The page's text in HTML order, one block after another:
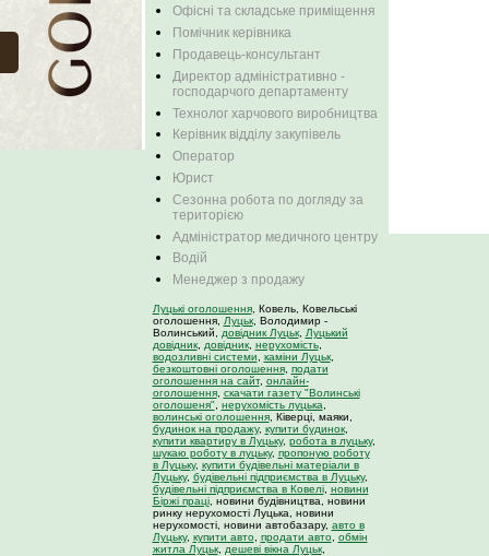
Офісні та складське приміщення
Помічник керівника
Продавець-консультант
Директор адміністративно -
господарчого департаменту
Технолог харчового виробництва
Керівник відділу закупівель
Оператор
Юрист
Сезонна робота по догляду за
територією
Адміністратор медичного центру
Водій
Менеджер з продажу
Луцькі оголошення, Ковель, Ковельські
оголошення,
Луцьк, Володимир -
Волинський,
довідник Луцьк,
Луцький
довідник, довідник, нерухомість,
водозливні системи
каміни Луцьк,
безкоштовні оголошення, подати
оголошення на сайт, онлайн-
оголошення, скачати газету "Волинські
оголошеня"
нерухомість луцька
волинські оголошення, Ківерці, маяки,
будинок на продажу, купити будинок,
купити квартиру в Луцьку, робота в луцьку,
шукаю роботу в луцьку, пропоную роботу
в Луцьку, купити будівельні матеріали в
Луцьку, будівельні підприємства в Луцьку,
будівельні підприємства в Ковелі, новини
Біржі праці, новини будівництва, новини
ринку нерухомості Луцька, новини
нерухомості, новини автобазару, авто в
Луцьку, купити авто, продати авто, обмін
житла Луцьк, дешеві вікна Луцьк,